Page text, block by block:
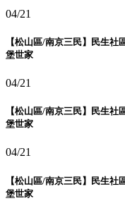
04/21
【松山區/南京三民】民生
堡世家
04/21
【松山區/南京三民】民生
堡世家
04/21
【松山區/南京三民】民生
堡世家